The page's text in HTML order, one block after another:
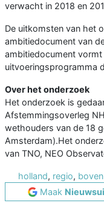
verwacht in 2018 en
De uitkomsten van het
ambitiedocument van
ambitiedocument
uitvoeringsprogramma
Over het onderzoek
Het onderzoek is
Afstemmingsoverleg
wethouders van de 18
Amsterdam).Het
van TNO, NEO
holland, regio, boven
Maak